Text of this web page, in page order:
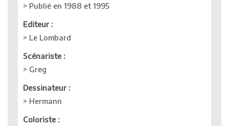
> Publié en 1988 et 1995
Editeur :
> Le Lombard
Scénariste :
> Greg
Dessinateur :
> Hermann
Coloriste :